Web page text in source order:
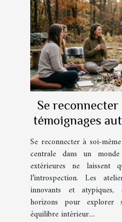
Se reconnecter
témoignages
bien-être
Se reconnecter à soi-
centrale dans un
extérieures ne
l’introspection. Les
innovants et atypiques,
horizons pour explorer
équilibre intérieur....